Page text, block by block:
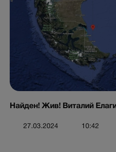
Найден! Жив! Виталий
27.03.2024 10:42